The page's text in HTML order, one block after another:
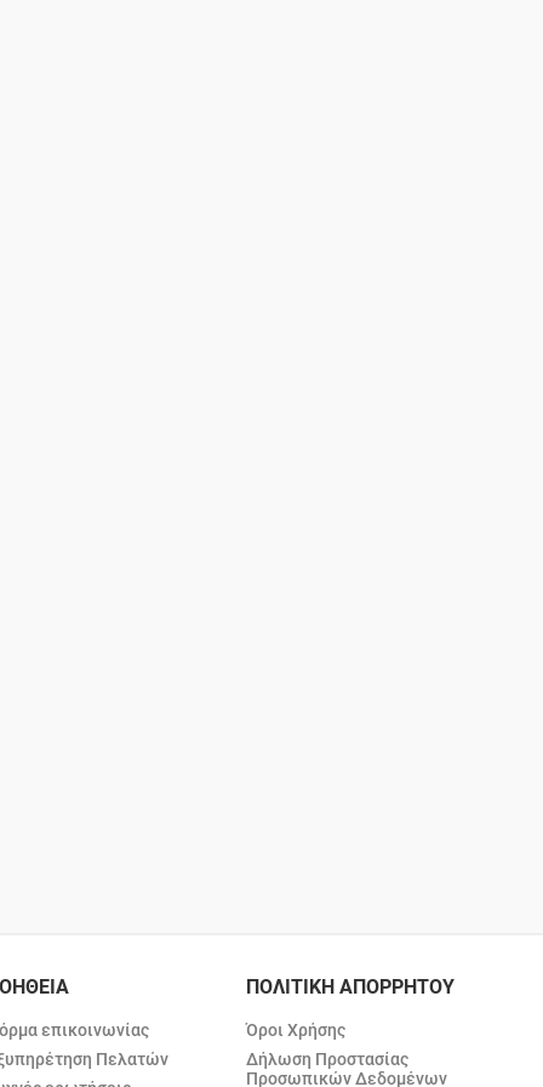
επικοινωνίας
Πελατών
ΠΟΛΙΤΙΚΗ ΑΠΟΡΡΗΤΟΥ
Όροι Χρήσης
Δήλωση Προστασίας
Προσωπικών Δεδομένων